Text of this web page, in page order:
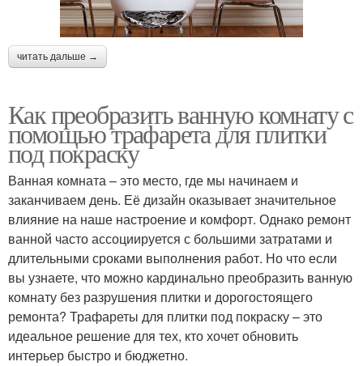
читать дальше →
Как преобразить ванную комнату с
помощью трафарета для плитки
под покраску
Ванная комната – это место, где мы начинаем и
заканчиваем день. Её дизайн оказывает значительное
влияние на наше настроение и комфорт. Однако ремонт
ванной часто ассоциируется с большими затратами и
длительными сроками выполнения работ. Но что если
вы узнаете, что можно кардинально преобразить ванную
комнату без разрушения плитки и дорогостоящего
ремонта? Трафареты для плитки под покраску – это
идеальное решение для тех, кто хочет обновить
интерьер быстро и бюджетно.